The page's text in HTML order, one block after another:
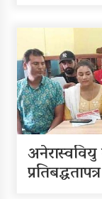
अनेरास्ववियु